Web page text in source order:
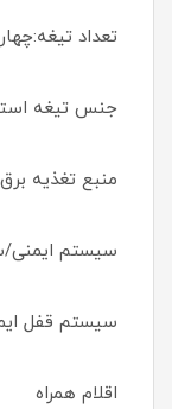
تعداد
جنس تیغه
منبع تغذیه برق
سیستم
سیستم قفل
اقلام همراه